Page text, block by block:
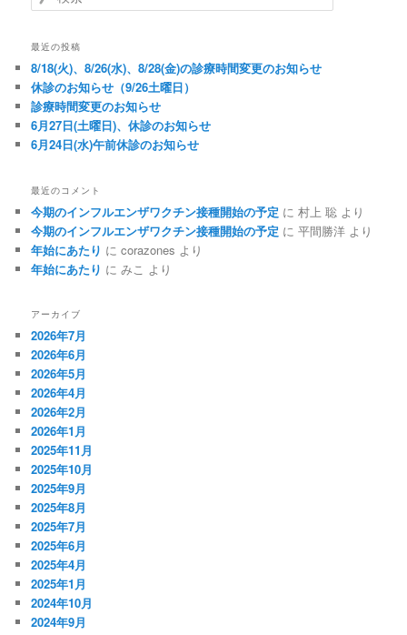
最近の投稿
8/18(火)、8/26(水)、8/28(金)の診療時間変更のお知らせ
休診のお知らせ（9/26土曜日）
診療時間変更のお知らせ
6月27日(土曜日)、休診のお知らせ
6月24日(水)午前休診のお知らせ
最近のコメント
今期のインフルエンザワクチン接種開始の予定 に村上 聡 より
今期のインフルエンザワクチン接種開始の予定 に平間勝洋 より
年始にあたり にcorazones より
年始にあたり にみこ より
アーカイブ
2026年7月
2026年6月
2026年5月
2026年4月
2026年2月
2026年1月
2025年11月
2025年10月
2025年9月
2025年8月
2025年7月
2025年6月
2025年4月
2025年1月
2024年10月
2024年9月